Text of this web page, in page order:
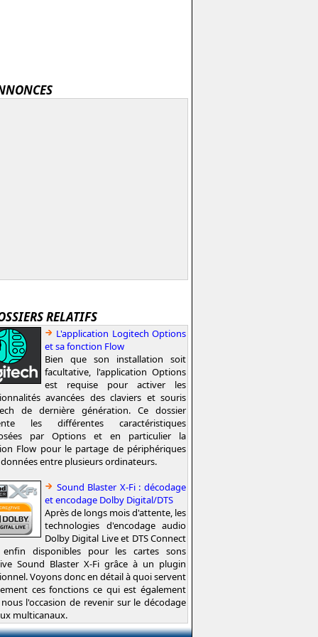
RELATIFS
L'application Logitech Options
et sa fonction Flow
Bien que son installation soit
facultative, l'application Options
est requise pour activer les
avancées des claviers et souris
de dernière génération. Ce dossier
les différentes caractéristiques
par Options et en particulier la
Flow pour le partage de périphériques
entre plusieurs ordinateurs.
Sound Blaster X-Fi : décodage
et encodage Dolby Digital/DTS
Après de longs mois d'attente, les
technologies d'encodage audio
Dolby Digital Live et DTS Connect
disponibles pour les cartes sons
Sound Blaster X-Fi grâce à un plugin
Voyons donc en détail à quoi servent
ces fonctions ce qui est également
l'occasion de revenir sur le décodage
multicanaux.